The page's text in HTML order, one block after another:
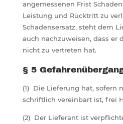
angemessenen Frist
Leistung und Rücktritt zu
Schadensersatz, steht dem
auch nachzuweisen, dass er
nicht zu vertreten hat.
§ 5
(1) Die Lieferung hat, sofern
schriftlich vereinbart ist, frei
(2) Der Lieferant ist